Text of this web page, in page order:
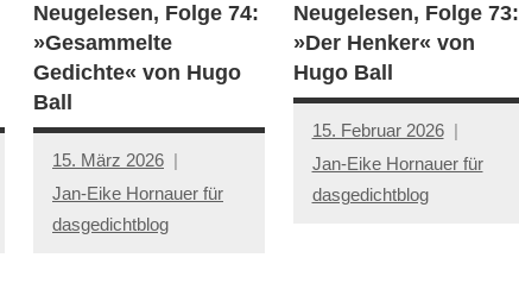
Neugelesen, Folge 74:
»Gesammelte
Gedichte« von Hugo
Ball
15. März 2026
Jan-Eike Hornauer für
dasgedichtblog
Neugelesen, Folge 73:
»Der Henker« von
Hugo Ball
15. Februar 2026
Jan-Eike Hornauer für
dasgedichtblog